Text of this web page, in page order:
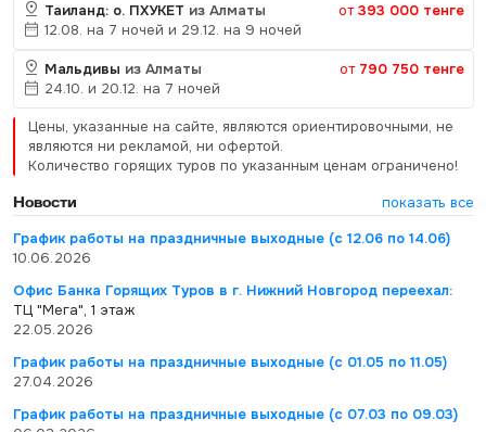
Таиланд: о. ПХУКЕТ из Алматы от393 000 тенге
12.08. на 7 ночей и 29.12. на 9 ночей
Мальдивы из Алматы от 790 750 тенге
24.10. и 20.12. на 7 ночей
Цены, указанные на сайте, являются ориентировочными, не
являются ни рекламой, ни офертой.
Количество горящих туров по указанным ценам ограничено!
Новости
показать все
График работы на праздничные выходные (с 12.06 по 14.06)
10.06.2026
Офис Банка Горящих Туров в г. Нижний Новгород переехал:
ТЦ "Мега", 1 этаж
22.05.2026
График работы на праздничные выходные (с 01.05 по 11.05)
27.04.2026
График работы на праздничные выходные (с 07.03 по 09.03)